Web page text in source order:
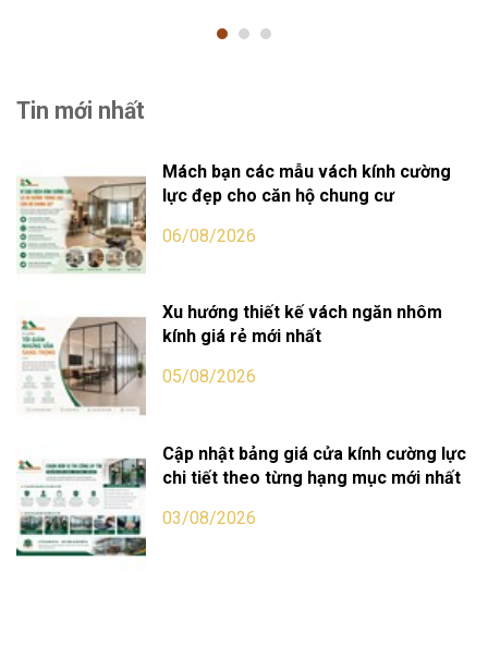
Tin mới nhất
Mách bạn các mẫu vách kính cường
lực đẹp cho căn hộ chung cư
06/08/2026
Xu hướng thiết kế vách ngăn nhôm
kính giá rẻ mới nhất
05/08/2026
Cập nhật bảng giá cửa kính cường lực
chi tiết theo từng hạng mục mới nhất
03/08/2026